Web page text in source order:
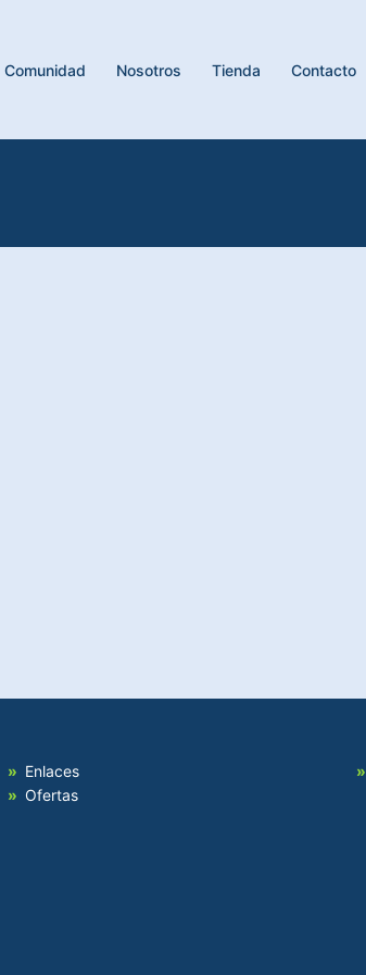
Comunidad Nosotros Tienda Contacto
Enlaces
Ofertas